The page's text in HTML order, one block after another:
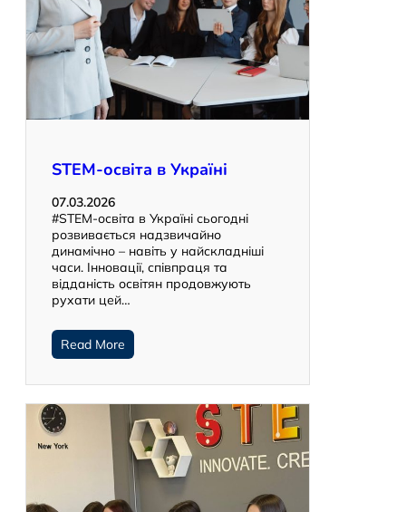
STEM-освіта в Україні
07.03.2026
#STEM-освіта в Україні сьогодні
розвивається надзвичайно
динамічно – навіть у найскладніші
часи. Інновації, співпраця та
відданість освітян продовжують
рухати цей…
Read More